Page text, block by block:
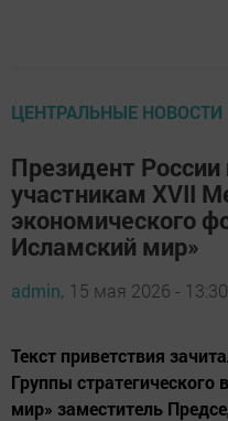
ЦЕНТРАЛЬНЫЕ НОВОСТИ
Президент России
участникам XVII
экономического
Исламский мир»
admin, 15 мая 2026 - 13:30
Текст приветствия
Группы
мир» заместитель